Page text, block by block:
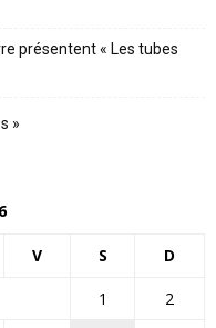
présentent « Les tubes
»
V S D
1
2